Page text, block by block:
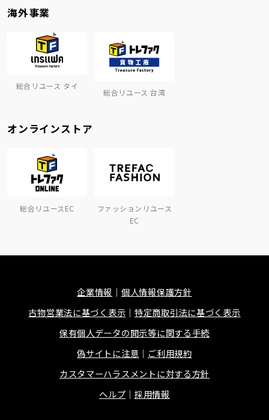
海外事業
総合リユース タイ
総合リユース 台湾
オンラインストア
総合リユースEC
ファッションリユース
EC
企業情報
個人情報保護方針
古物営業法に基づく表示
特定商取引法に基づく表示
保有個人データの開示等に関する手続
偽サイトに注意
ご利用規約
カスタマーハラスメントに対する方針
ヘルプ
採用情報